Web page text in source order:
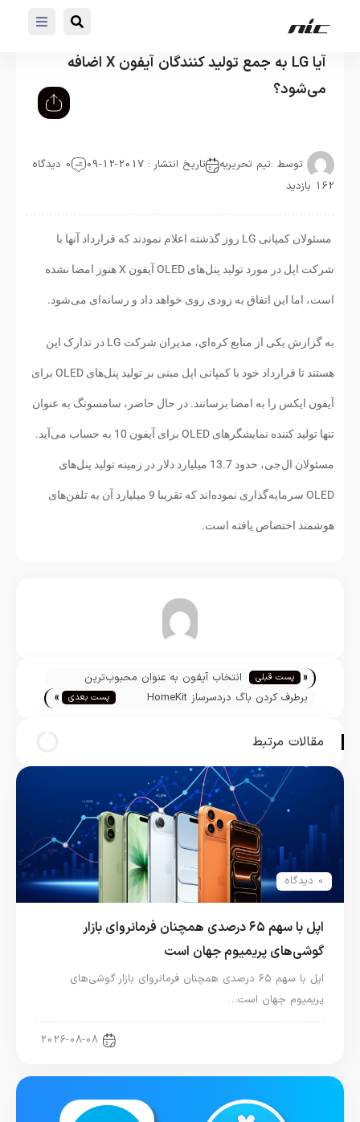
آیا LG به جمع تولید کنندگان آیفون X اضافه
می‌شود؟
توسط :تیم تحریریه تاریخ انتشار : 2017-12-09
0 دیدگاه
162 بازدید
مسئولان کمپانی LG روز گذشته اعلام نمودند که قرارداد آنها با
شرکت اپل در مورد تولید پنل‌های OLED آیفون X هنوز امضا نشده
است، اما این اتفاق به زودی روی خواهد داد و رسانه‌ای می‌شود.
به گزارش یکی از منابع کره‌ای، مدیران شرکت LG در تدارک این
هستند تا قرارداد خود با کمپانی اپل مبنی بر تولید پنل‌های OLED برای
آیفون ایکس را به امضا برسانند. در حال حاضر، سامسونگ به عنوان
تنها تولید کننده نمایشگرهای OLED برای آيفون 10 به حساب می‌آید.
مسئولان ال‌جی، حدود 13.7 میلیارد دلار در زمینه تولید پنل‌های
OLED سرمایه‌گذاری نموده‌اند که تقریبا 9 میلیارد آن به تلفن‌های
هوشمند اختصاص یافته است.
تیم تحریریه « پست قبلی
انتخاب آیفون به عنوان محبوب‌ترین
دوربین از دید Flickrبرطرف کردن باگ دردسرساز HomeKit
پست بعدی »
مقالات مرتبط
0 دیدگاه
اپل با سهم ۶۵ درصدی همچنان فرمانروای بازار
گوشی‌های پریمیوم جهان است
اپل با سهم ۶۵ درصدی همچنان فرمانروای بازار گوشی‌های
پریمیوم جهان است…
2026-08-08